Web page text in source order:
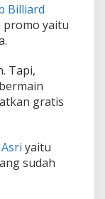
Billiard
promo yaitu
Tapi,
gratis
yaitu
sudah